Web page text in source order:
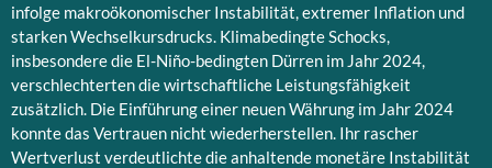
infolge makroökonomischer Instabilität, extremer Inflation und
starken Wechselkursdrucks. Klimabedingte Schocks,
insbesondere die El-Niño-bedingten Dürren im Jahr 2024,
verschlechterten die wirtschaftliche Leistungsfähigkeit
zusätzlich. Die Einführung einer neuen Währung im Jahr 2024
konnte das Vertrauen nicht wiederherstellen. Ihr rascher
Wertverlust verdeutlichte die anhaltende monetäre Instabilität